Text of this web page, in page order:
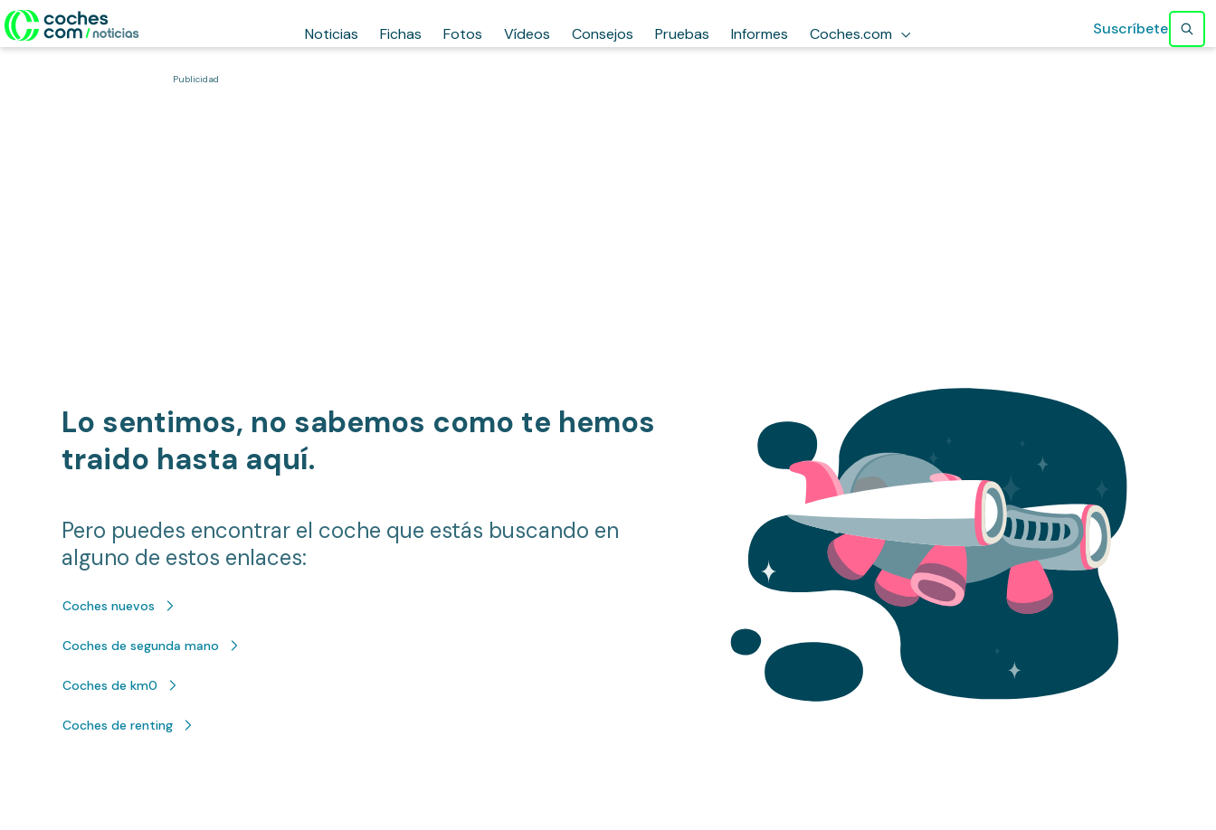
Noticias Fichas Fotos Vídeos Consejos Pruebas Informes Coches.com Suscríbete
Publicidad
Lo sentimos, no sabemos como te hemos
traido hasta aquí.
Pero puedes encontrar el coche que estás buscando en
alguno de estos enlaces:
Coches nuevos
Coches de segunda mano
Coches de km0
Coches de renting